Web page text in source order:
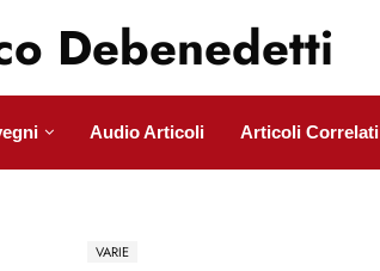
Debenedetti
Audio Articoli Articoli Correlati
VARIE